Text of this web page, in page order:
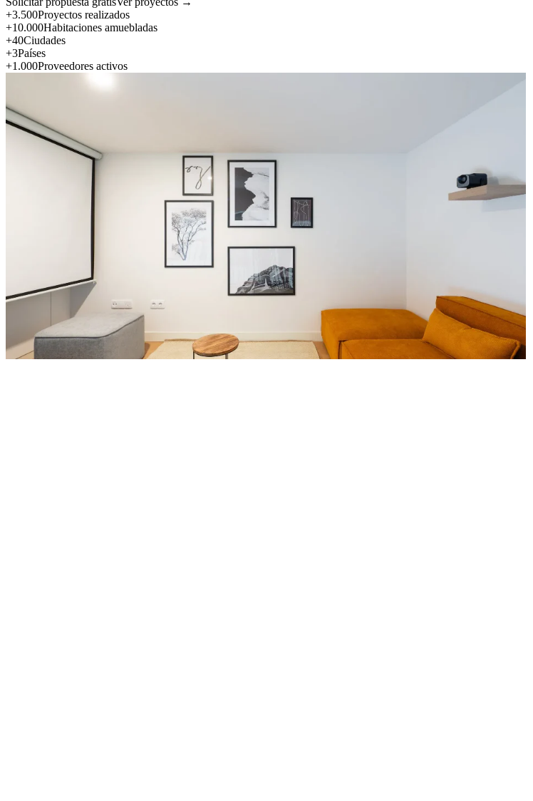
+3.500Proyectos realizados
+10.000Habitaciones amuebladas
+40Ciudades
+3Países
+1.000Proveedores activos